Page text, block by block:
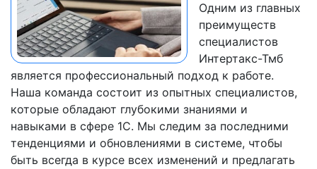
Одним из главных
преимуществ
специалистов
Интертакс-Тмб
является профессиональный подход к работе.
Наша команда состоит из опытных специалистов,
которые обладают глубокими знаниями и
навыками в сфере 1C. Мы следим за последними
тенденциями и обновлениями в системе, чтобы
быть всегда в курсе всех изменений и предлагать